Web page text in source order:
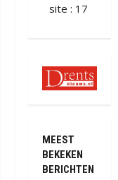
site : 17
MEEST
BEKEKEN
BERICHTEN